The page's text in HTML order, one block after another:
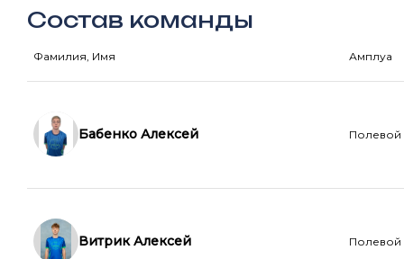
Состав команды
Фамилия, Имя Амплуа
Бабенко Алексей Полевой
Витрик Алексей Полевой